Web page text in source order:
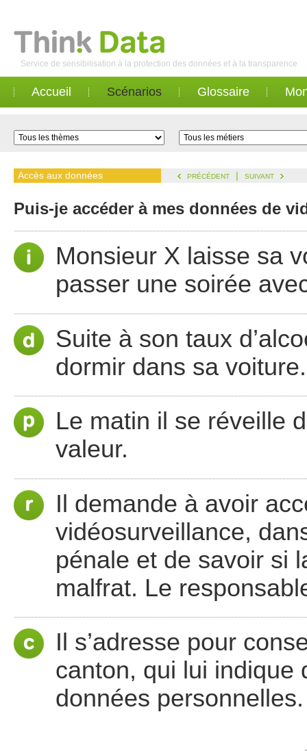
Service de sensibilisation à la protection des données et à la transparence
Accueil Scénarios Glossaire
Accès aux données PRÉCÉDENT | SUIVANT
Puis-je accéder à mes données de
Monsieur X laisse sa
passer une soirée
Suite à son taux
dormir dans sa voiture.
Le matin il se réveille
valeur.
Il demande à avoir
vidéosurveillance,
pénale et de savoir si
malfrat. Le
Il s’adresse pour
canton, qui lui indique
données personnelles.